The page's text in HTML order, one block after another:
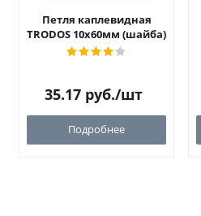
Петля каплевидная
TRODOS 10х60мм (шайба)
35.17 руб./шт
Подробнее